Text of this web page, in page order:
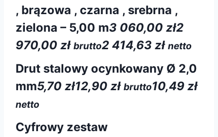
, brązowa , czarna , srebrna ,
zielona – 5,00 m3 060,00 zł2
970,00 zł brutto2 414,63 zł netto
Drut stalowy ocynkowany Ø 2,0
mm5,70 zł12,90 zł brutto10,49 zł
netto
Cyfrowy zestaw